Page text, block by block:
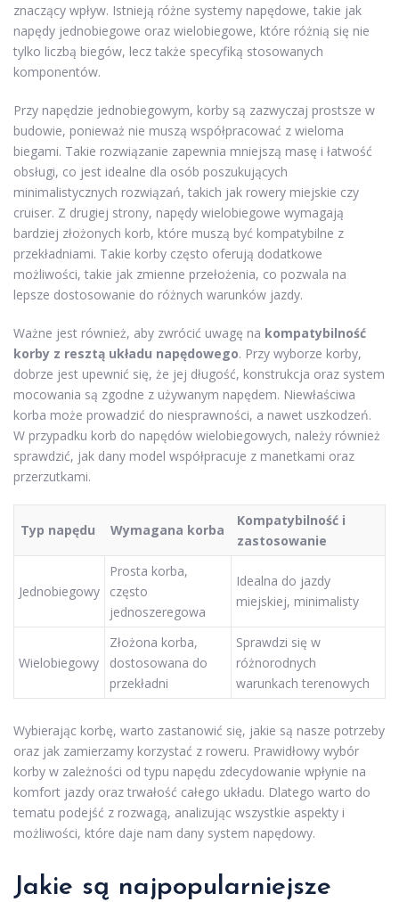
znaczący wpływ. Istnieją różne systemy napędowe, takie jak
napędy jednobiegowe oraz wielobiegowe, które różnią się nie
tylko liczbą biegów, lecz także specyfiką stosowanych
komponentów.
Przy napędzie jednobiegowym, korby są zazwyczaj prostsze w
budowie, ponieważ nie muszą współpracować z wieloma
biegami. Takie rozwiązanie zapewnia mniejszą masę i łatwość
obsługi, co jest idealne dla osób poszukujących
minimalistycznych rozwiązań, takich jak rowery miejskie czy
cruiser. Z drugiej strony, napędy wielobiegowe wymagają
bardziej złożonych korb, które muszą być kompatybilne z
przekładniami. Takie korby często oferują dodatkowe
możliwości, takie jak zmienne przełożenia, co pozwala na
lepsze dostosowanie do różnych warunków jazdy.
Ważne jest również, aby zwrócić uwagę na kompatybilność
korby z resztą układu napędowego. Przy wyborze korby,
dobrze jest upewnić się, że jej długość, konstrukcja oraz system
mocowania są zgodne z używanym napędem. Niewłaściwa
korba może prowadzić do niesprawności, a nawet uszkodzeń.
W przypadku korb do napędów wielobiegowych, należy również
sprawdzić, jak dany model współpracuje z manetkami oraz
przerzutkami.
Typ napędu Wymagana korba
Kompatybilność i
zastosowanie
Jednobiegowy
Prosta korba,
często
jednoszeregowa
Idealna do jazdy
miejskiej, minimalisty
Wielobiegowy
Złożona korba,
dostosowana do
przekładni
Sprawdzi się w
różnorodnych
warunkach terenowych
Wybierając korbę, warto zastanowić się, jakie są nasze potrzeby
oraz jak zamierzamy korzystać z roweru. Prawidłowy wybór
korby w zależności od typu napędu zdecydowanie wpłynie na
komfort jazdy oraz trwałość całego układu. Dlatego warto do
tematu podejść z rozwagą, analizując wszystkie aspekty i
możliwości, które daje nam dany system napędowy.
Jakie są najpopularniejsze